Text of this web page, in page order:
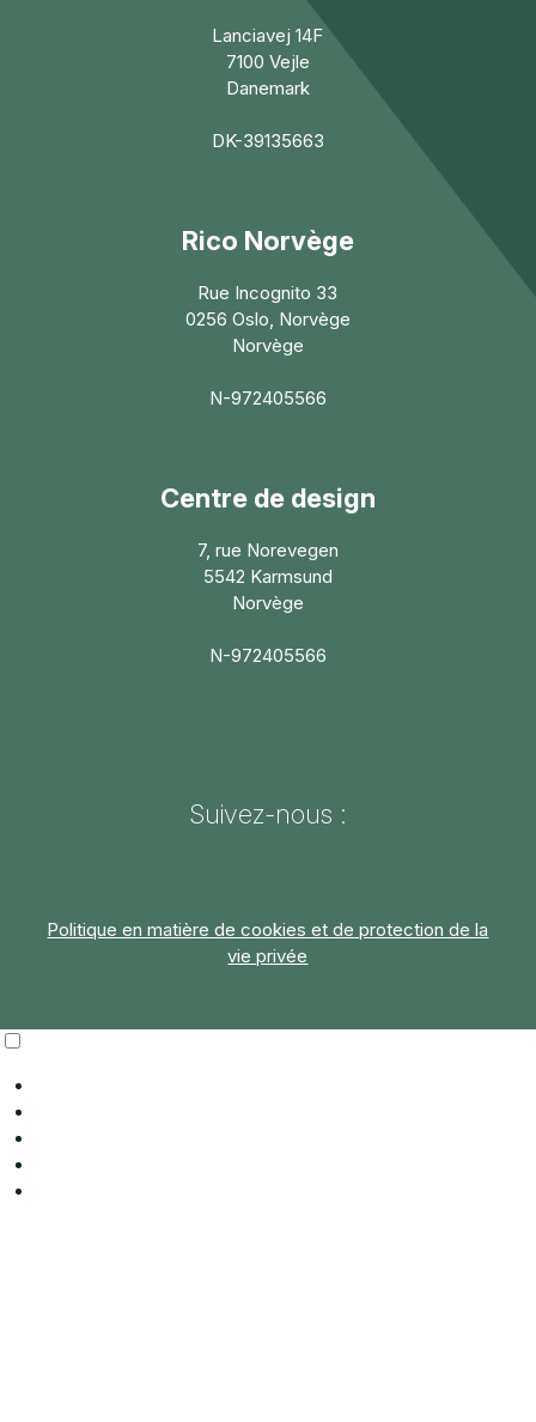
Lanciavej 14F
7100 Vejle
Danemark
DK-39135663
Rico Norvège
Rue Incognito 33
0256 Oslo, Norvège
Norvège
N-972405566
Centre de design
7, rue Norevegen
5542 Karmsund
Norvège
N-972405566
Suivez-nous :
Politique en matière de cookies et de protection de la
vie privée